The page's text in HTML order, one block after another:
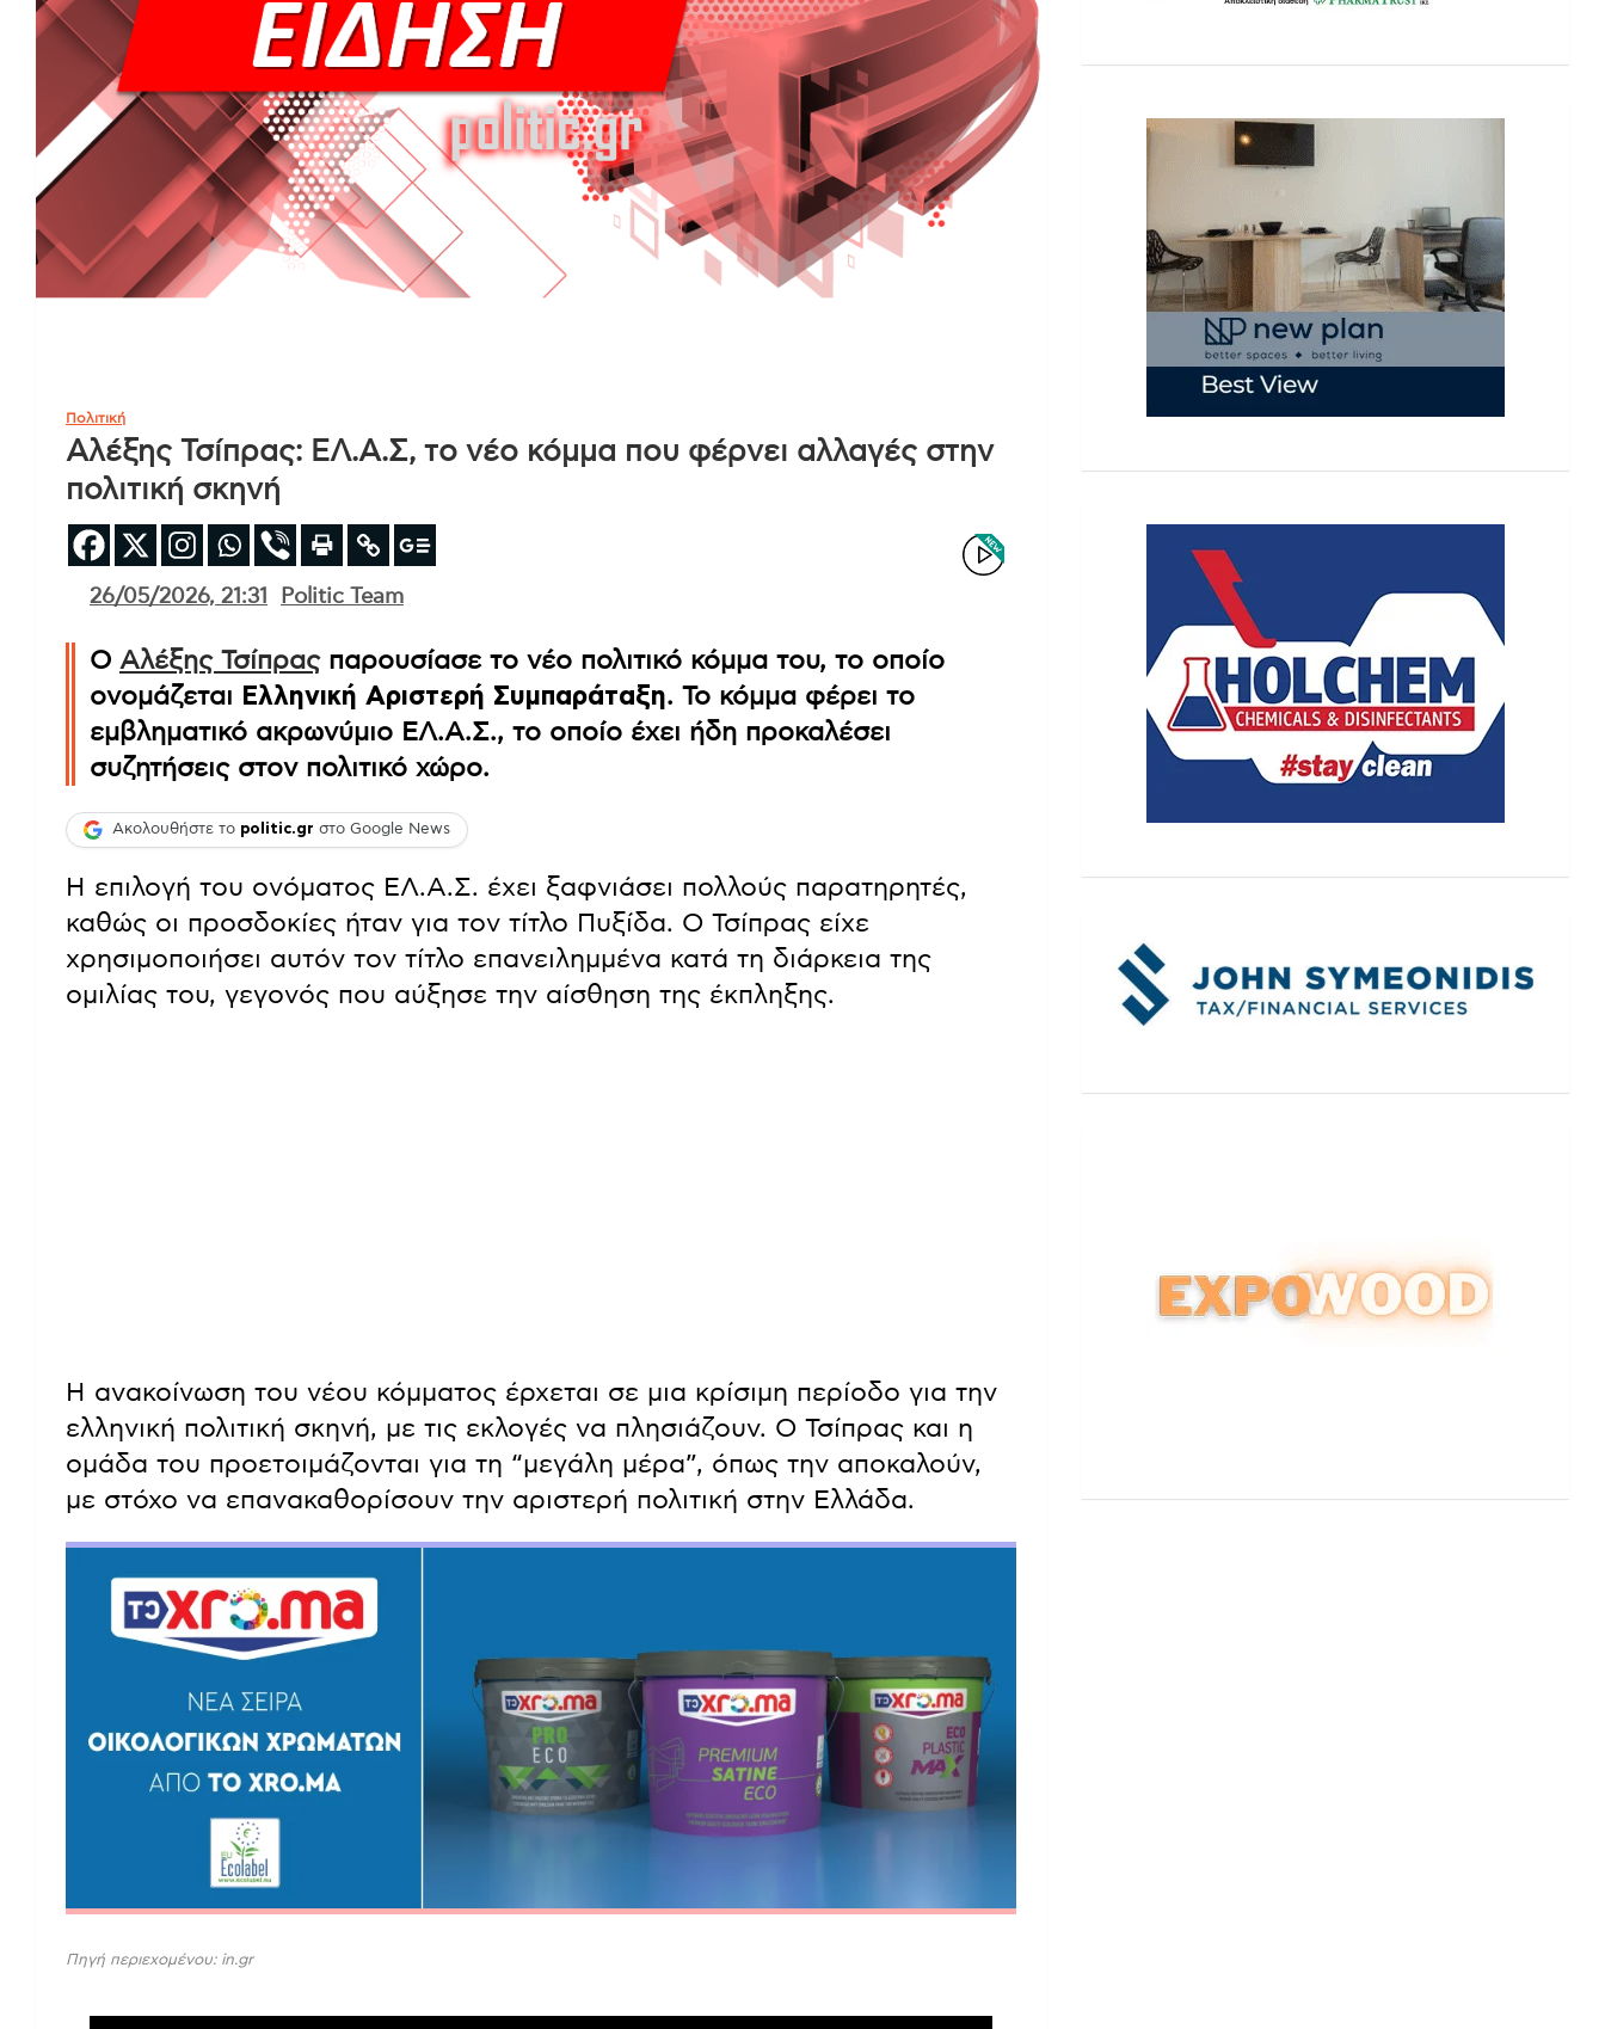
Πολιτική
Αλέξης Τσίπρας: ΕΛ.Α.Σ, το νέο κόμμα που φέρνει αλλαγές στην
πολιτική σκηνή
26/05/2026, 21:31 Politic Team
Ο Αλέξης Τσίπραςπαρουσίασε το νέο πολιτικό κόμμα του, το οποίο
ονομάζεται Ελληνική Αριστερή Συμπαράταξη. Το κόμμα φέρει το
εμβληματικό ακρωνύμιο ΕΛ.Α.Σ., το οποίο έχει ήδη προκαλέσει
συζητήσεις στον πολιτικό χώρο.
Ακολουθήστε το politic.gr στο Google News
Η επιλογή του ονόματος ΕΛ.Α.Σ. έχει ξαφνιάσει πολλούς παρατηρητές,
καθώς οι προσδοκίες ήταν για τον τίτλο Πυξίδα. Ο Τσίπρας είχε
χρησιμοποιήσει αυτόν τον τίτλο επανειλημμένα κατά τη διάρκεια της
ομιλίας του, γεγονός που αύξησε την αίσθηση της έκπληξης.
Η ανακοίνωση του νέου κόμματος έρχεται σε μια κρίσιμη περίοδο για την
ελληνική πολιτική σκηνή, με τις εκλογές να πλησιάζουν. Ο Τσίπρας και η
ομάδα του προετοιμάζονται για τη “μεγάλη μέρα”, όπως την αποκαλούν,
με στόχο να επανακαθορίσουν την αριστερή πολιτική στην Ελλάδα.
Πηγή περιεχομένου: in.gr